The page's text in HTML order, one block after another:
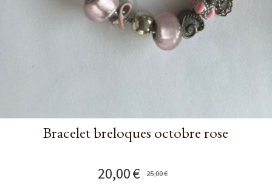
Bracelet breloques octobre rose
20,00€ 25,00€